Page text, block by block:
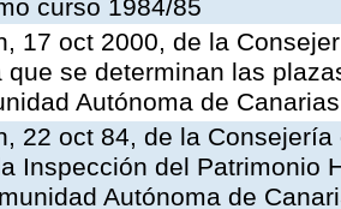
curso 1984/85
17 oct 2000, de la
que se determinan las
Autónoma de Canarias
22 oct 84, de la
Inspección del Patrimonio
Autónoma de